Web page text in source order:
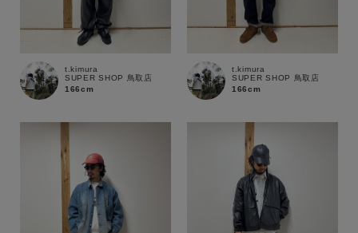
t.kimura
SUPER SHOP 鳥取店
166cm
t.kimura
SUPER SHOP 鳥取店
166cm